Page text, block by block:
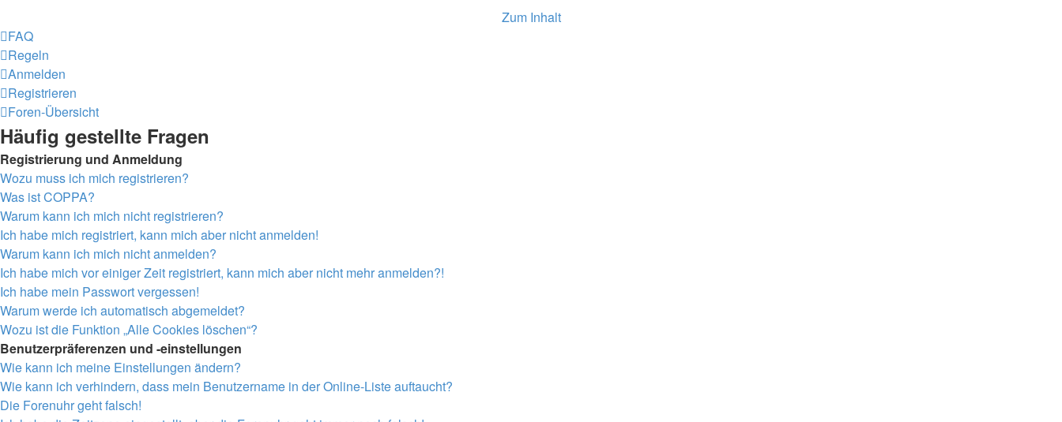
Zum Inhalt
FAQ
Regeln
Anmelden
Registrieren
Foren-Übersicht
Häufig gestellte Fragen
Registrierung und Anmeldung
Wozu muss ich mich registrieren?
Was ist COPPA?
Warum kann ich mich nicht registrieren?
Ich habe mich registriert, kann mich aber nicht anmelden!
Warum kann ich mich nicht anmelden?
Ich habe mich vor einiger Zeit registriert, kann mich aber nicht mehr anmelden?!
Ich habe mein Passwort vergessen!
Warum werde ich automatisch abgemeldet?
Wozu ist die Funktion „Alle Cookies löschen“?
Benutzerpräferenzen und -einstellungen
Wie kann ich meine Einstellungen ändern?
Wie kann ich verhindern, dass mein Benutzername in der Online-Liste auftaucht?
Die Forenuhr geht falsch!